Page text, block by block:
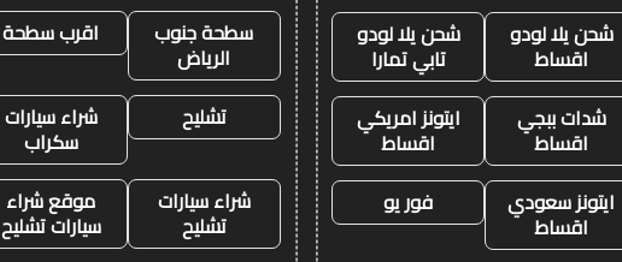
شحن يلا لودو
اقساط
شحن يلا لودو
تابي تمارا
شدات ببجي
اقساط
ايتونز امريكي
اقساط
ايتونز سعودي
اقساط
فور يو
سطحة جنوب
الرياض
اقرب سطحة
تشليح شراء سيارات
سكراب
شراء سيارات
تشليح
موقع شراء
سيارات تشليح